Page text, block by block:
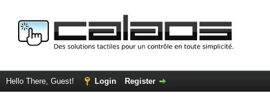
Hello There, Guest! Login Register